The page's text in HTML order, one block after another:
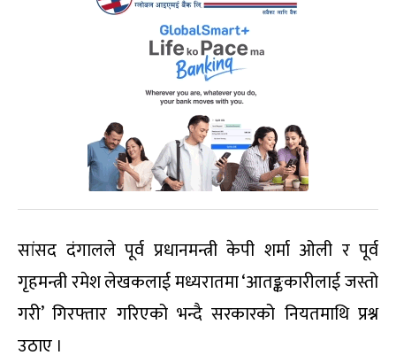
सांसद दंगालले पूर्व प्रधानमन्त्री केपी शर्मा ओली र पूर्व
गृहमन्त्री रमेश लेखकलाई मध्यरातमा ‘आतङ्ककारीलाई जस्तो
गरी’ गिरफ्तार गरिएको भन्दै सरकारको नियतमाथि प्रश्न
उठाए ।